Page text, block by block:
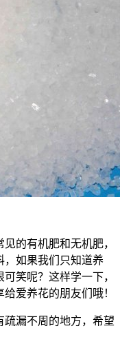
的有机肥和无机肥，
，如果我们只知道养
笑呢？这样学一下，
爱养花的朋友们哦！
疏漏不周的地方，希望